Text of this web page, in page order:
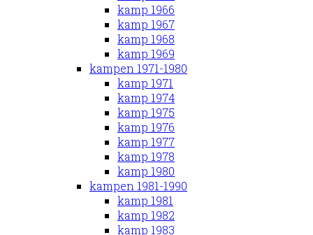
kamp 1966
kamp 1967
kamp 1968
kamp 1969
kampen 1971-1980
kamp 1971
kamp 1974
kamp 1975
kamp 1976
kamp 1977
kamp 1978
kamp 1980
kampen 1981-1990
kamp 1981
kamp 1982
kamp 1983